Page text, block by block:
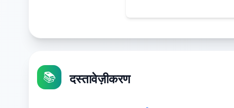
📚 दस्तावेज़ीकरण